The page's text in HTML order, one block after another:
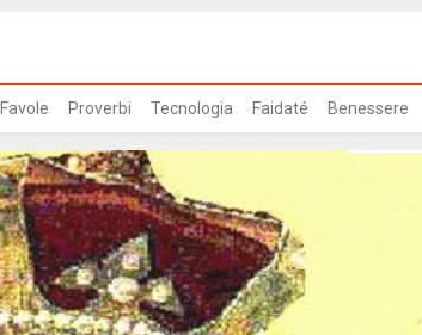
Favole Proverbi Tecnologia Faidaté Benessere